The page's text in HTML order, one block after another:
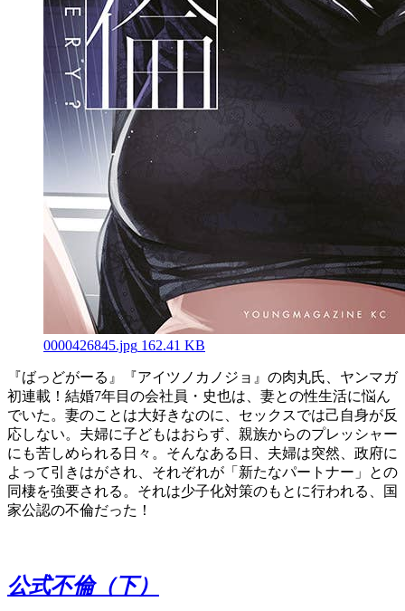
0000426845.jpg 162.41 KB
『ばっどがーる』『アイツノカノジョ』の肉丸氏、ヤンマガ
初連載！結婚7年目の会社員・史也は、妻との性生活に悩ん
でいた。妻のことは大好きなのに、セックスでは己自身が反
応しない。夫婦に子どもはおらず、親族からのプレッシャー
にも苦しめられる日々。そんなある日、夫婦は突然、政府に
よって引きはがされ、それぞれが「新たなパートナー」との
同棲を強要される。それは少子化対策のもとに行われる、国
家公認の不倫だった！
公式不倫（下）